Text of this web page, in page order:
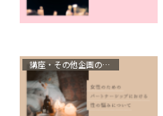
講座・その他企画のレポ